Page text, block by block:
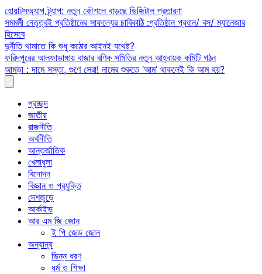
Skip
to
content
হোয়াটসঅ্যাপ ট্র্যাপ: নতুন কৌশলে বাড়ছে ডিজিটাল প্রতারণা
সমমর্মী নেতৃত্বই প্রতিষ্ঠানের সাফল্যের চাবিকাঠি :প্রতিষ্ঠান প্রধান/ বস/ ম্যানেজার
হিসেবে
দুর্নীতি থামাতে কি শুধু কঠোর আইনই যথেষ্ট?
ফরিদপুরের আলফাডাঙ্গায় বাজার বণিক সমিতির নতুন আহ্বায়ক কমিটি গঠন
আমড়া : দামে সস্তা, গুণে সেরা! নামের শুরুতে ‘আম’ থাকলেই কি আম হয়?
প্রচ্ছদ
জাতীয়
রাজনীতি
অর্থনীতি
আন্তর্জাতিক
খেলাধুলা
বিনোদন
বিজ্ঞান ও প্রযুক্তি
দেশজুড়ে
আর্কাইভ
আর এম জি জোন
ই পি জেড জোন
অন্যান্য
ভিন্ন ধরণ
ধর্ম ও শিক্ষা